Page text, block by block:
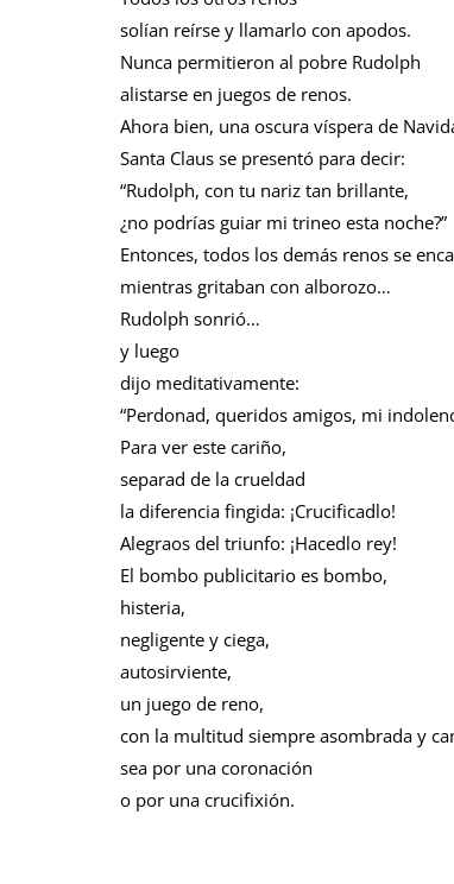
solían reírse y llamarlo con apodos.
Nunca permitieron al pobre Rudolph
alistarse en juegos de renos.
Ahora bien, una oscura víspera de
Santa Claus se presentó para decir:
“Rudolph, con tu nariz tan brillante,
¿no podrías guiar mi trineo esta noche?”
Entonces, todos los demás renos se
mientras gritaban con alborozo…
Rudolph sonrió…
y luego
dijo meditativamente:
“Perdonad, queridos amigos, mi
Para ver este cariño,
separad de la crueldad
la diferencia fingida: ¡Crucificadlo!
Alegraos del triunfo: ¡Hacedlo rey!
El bombo publicitario es bombo,
histeria,
negligente y ciega,
autosirviente,
un juego de reno,
con la multitud siempre asombrada y
sea por una coronación
o por una crucifixión.